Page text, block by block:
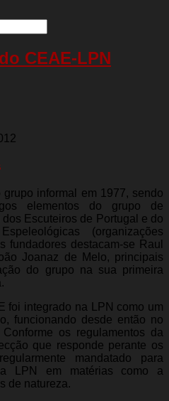
CEAE-LPN
informal em 1977, sendo
elementos do grupo de
Escuteiros de Portugal e do
(organizações
fundadores destacam-se Raul
Joanaz de Melo, principais
do grupo na sua primeira
foi integrado na LPN como um
funcionando desde então no
os regulamentos da
que responde perante os
mandatado para
a LPN em matérias como a
de natureza.